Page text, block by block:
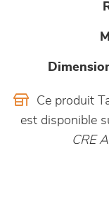
Ce produit
est disponible
CRE